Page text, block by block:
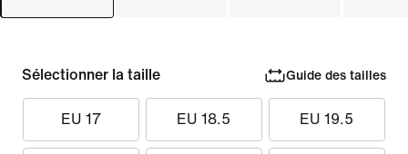
Sélectionner la taille Guide des tailles
EU 17 EU 18.5 EU 19.5